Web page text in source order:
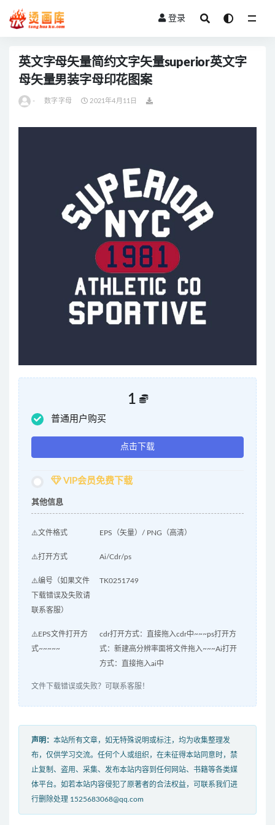
登录
英文字母矢量简约文字矢量superior英文字
母矢量男装字母印花图案
- 数字字母 2021年4月11日
1
普通用户购买
点击下载
VIP会员免费下载
其他信息
⚠️文件格式 EPS（矢量）/ PNG（高清）
⚠️打开方式 Ai/Cdr/ps
⚠️编号（如果文件
下载错误及失败请
联系客服）
TK0251749
⚠️EPS文件打开方
式~~~~~
cdr打开方式：直接拖入cdr中~~~ps打开方
式：新建高分辨率面将文件拖入~~~Ai打开
方式：直接拖入ai中
文件下载错误或失败？可联系客服！
声明： 本站所有文章，如无特殊说明或标注，均为收集整理发
布，仅供学习交流。任何个人或组织，在未征得本站同意时，禁
止复制、盗用、采集、发布本站内容到任何网站、书籍等各类媒
体平台。如若本站内容侵犯了原著者的合法权益，可联系我们进
行删除处理 1525683068@qq.com